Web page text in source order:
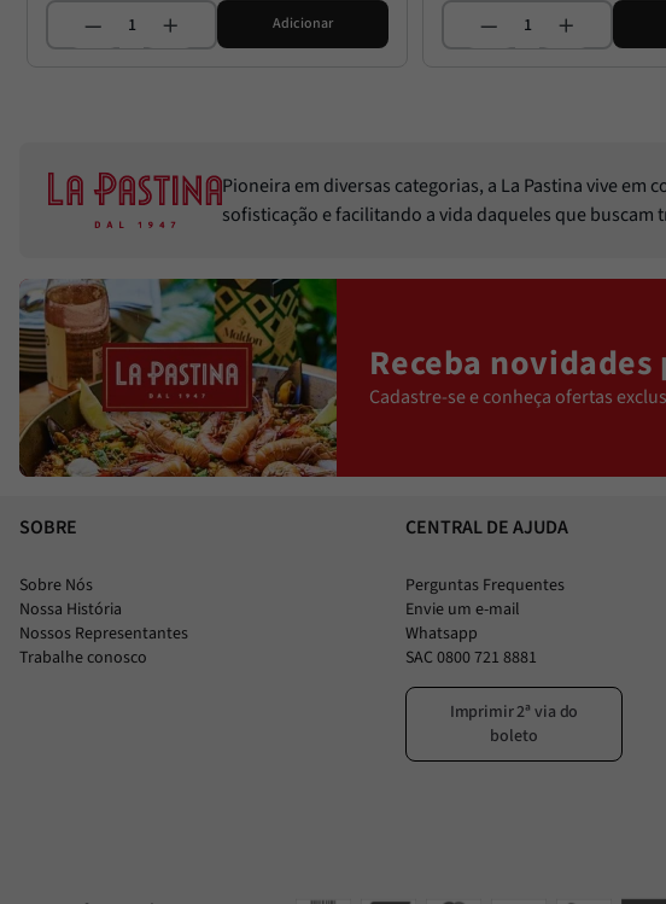
Adicionar
Pioneira em diversas categorias, a La Pastina vive
sofisticação e facilitando a vida daqueles que
Receba
Cadastre-se e conheça ofertas
SOBRE
Sobre Nós
Nossa História
Nossos Representantes
Trabalhe conosco
CENTRAL DE AJUDA
Perguntas Frequentes
Envie um e-mail
Whatsapp
SAC 0800 721 8881
Imprimir 2ª via do
boleto